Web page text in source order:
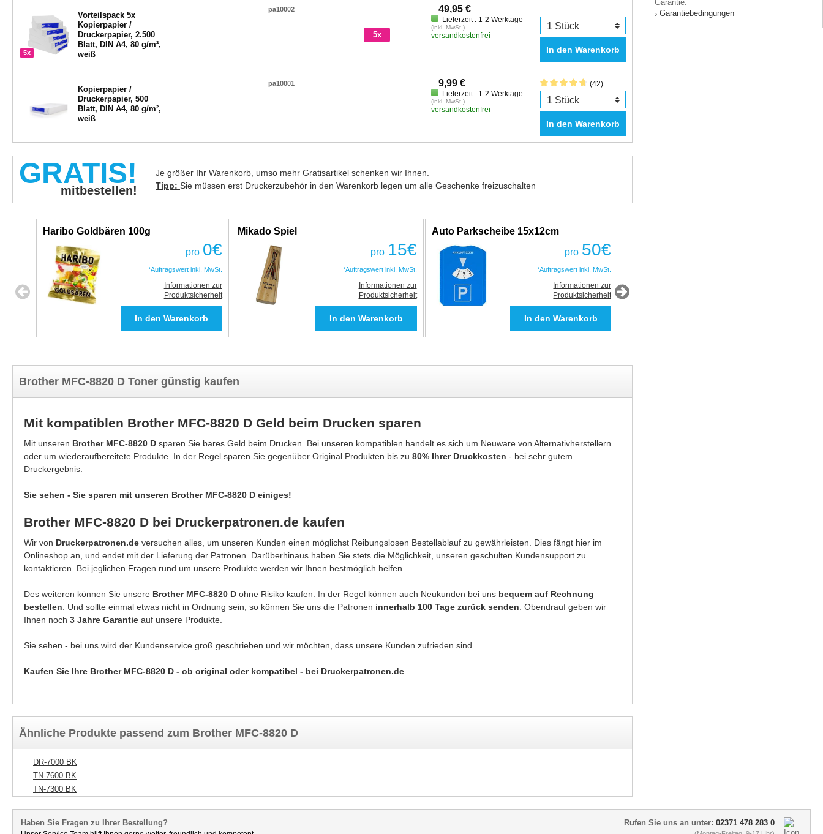
5x
Vorteilspack 5x
Kopierpapier /
Druckerpapier, 2.500
Blatt, DIN A4, 80 g/m²,
weiß
pa10002
5x
49,95 €
Lieferzeit : 1-2 Werktage
(inkl. MwSt.)
versandkostenfrei
In den Warenkorb
Kopierpapier /
Druckerpapier, 500
Blatt, DIN A4, 80 g/m²,
weiß
pa10001 9,99 €
Lieferzeit : 1-2 Werktage
(inkl. MwSt.)
versandkostenfrei
(42)
In den Warenkorb
GRATIS!
mitbestellen!
Je größer Ihr Warenkorb, umso mehr Gratisartikel schenken wir Ihnen.
Tipp: Sie müssen erst Druckerzubehör in den Warenkorb legen um alle Geschenke freizuschalten
Haribo Goldbären 100g
pro 0€
*Auftragswert inkl. MwSt.
Informationen zur
Produktsicherheit
Mikado Spiel
pro 15€
*Auftragswert inkl. MwSt.
Informationen zur
Produktsicherheit
Auto Parkscheibe 15x12cm
pro 50€
*Auftragswert inkl. MwSt.
Informationen zur
Produktsicherheit
Brother MFC-8820 D Toner günstig kaufen
Mit kompatiblen Brother MFC-8820 D Geld beim Drucken sparen
Mit unseren Brother MFC-8820 D sparen Sie bares Geld beim Drucken. Bei unseren kompatiblen handelt es sich um Neuware von Alternativherstellern
oder um wiederaufbereitete Produkte. In der Regel sparen Sie gegenüber Original Produkten bis zu 80% Ihrer Druckkosten - bei sehr gutem
Druckergebnis.
Sie sehen - Sie sparen mit unseren Brother MFC-8820 D einiges!
Brother MFC-8820 D bei Druckerpatronen.de kaufen
Wir von Druckerpatronen.de versuchen alles, um unseren Kunden einen möglichst Reibungslosen Bestellablauf zu gewährleisten. Dies fängt hier im
Onlineshop an, und endet mit der Lieferung der Patronen. Darüberhinaus haben Sie stets die Möglichkeit, unseren geschulten Kundensupport zu
kontaktieren. Bei jeglichen Fragen rund um unsere Produkte werden wir Ihnen bestmöglich helfen.
Des weiteren können Sie unsere Brother MFC-8820 D ohne Risiko kaufen. In der Regel können auch Neukunden bei uns bequem auf Rechnung
bestellen . Und sollte einmal etwas nicht in Ordnung sein, so können Sie uns die Patronen innerhalb 100 Tage zurück senden . Obendrauf geben wir
Ihnen noch 3 Jahre Garantie auf unsere Produkte.
Sie sehen - bei uns wird der Kundenservice groß geschrieben und wir möchten, dass unsere Kunden zufrieden sind.
Kaufen Sie Ihre Brother MFC-8820 D - ob original oder kompatibel - bei Druckerpatronen.de
Ähnliche Produkte passend zum Brother MFC-8820 D
DR-7000 BK
TN-7600 BK
TN-7300 BK
Garantie.
› Garantiebedingungen
Haben Sie Fragen zu Ihrer Bestellung? Rufen Sie uns an unter: 02371 478 283 0